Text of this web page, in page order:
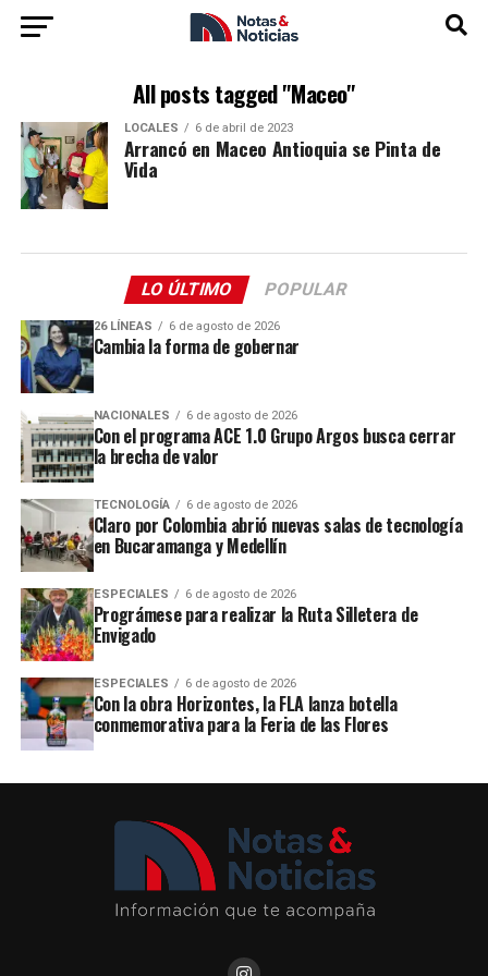
All posts tagged "Maceo"
LOCALES 6 de abril de 2023
Arrancó en Maceo Antioquia se Pinta de
Vida
LO ÚLTIMO POPULAR
26 LÍNEAS 6 de agosto de 2026
Cambia la forma de gobernar
NACIONALES 6 de agosto de 2026
Con el programa ACE 1.0 Grupo Argos busca cerrar
la brecha de valor
TECNOLOGÍA 6 de agosto de 2026
Claro por Colombia abrió nuevas salas de tecnología
en Bucaramanga y Medellín
ESPECIALES 6 de agosto de 2026
Prográmese para realizar la Ruta Silletera de
Envigado
ESPECIALES 6 de agosto de 2026
Con la obra Horizontes, la FLA lanza botella
conmemorativa para la Feria de las Flores